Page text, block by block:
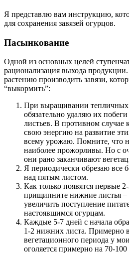
Я представлю вам инструкцию,
для сохранения завязей огурцов.
Пасынкование
Одной из основных целей
рационализация выхода
растению производить завязи,
“выкормить”:
При выращивании тепличных
обязательно удаляю их
листьев. В противном случае
свою энергию на развитие
всему урожаю. Помните, что
наиболее прожорливы. Но с
они рано заканчивают
Я периодически обрезаю все
над пятым листом.
Как только появятся первые
прищипните нижние листья –
увеличить поступление
настоявшимся огурцам.
Каждые 5-7 дней с начала
1-2 нижних листа. Примерно
вегетационного периода у
оголяется примерно на 70-